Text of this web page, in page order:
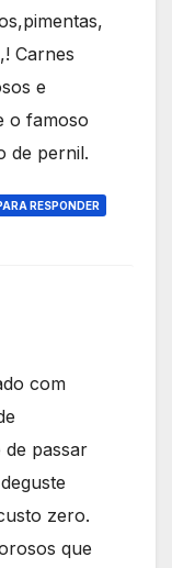
Carnes
e
o famoso
de pernil.
RESPONDER
com
de passar
zero.
que